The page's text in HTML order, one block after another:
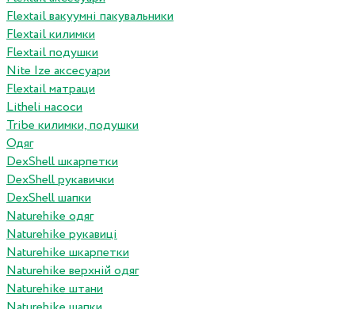
Flextail вакуумні пакувальники
Flextail килимки
Flextail подушки
Nite Ize аксесуари
Flextail матраци
Litheli насоси
Tribe килимки, подушки
Одяг
DexShell шкарпетки
DexShell рукавички
DexShell шапки
Naturehike одяг
Naturehike рукавиці
Naturehike шкарпетки
Naturehike верхній одяг
Naturehike штани